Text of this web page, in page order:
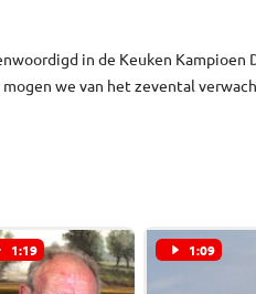
in de Keuken Kampioen
we van het zevental
1:19 1:09